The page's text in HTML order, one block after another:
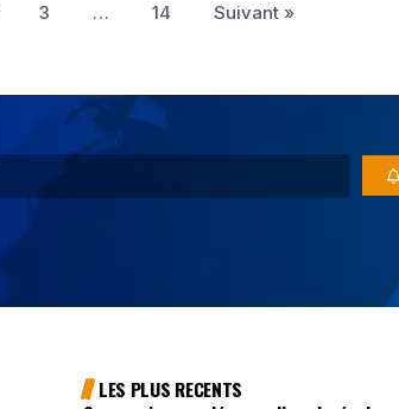
3 … 14 Suivant »
LES PLUS RECENTS